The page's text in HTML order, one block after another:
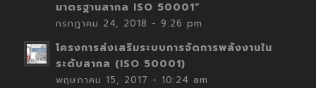
มาตรฐานสากล ISO 50001”
กรกฎาคม 24, 2018 - 9:26 pm
โครงการส่งเสริมระบบการจัดการพลังงานใน
ระดับสากล (ISO 50001)
พฤษภาคม 15, 2017 - 10:24 am